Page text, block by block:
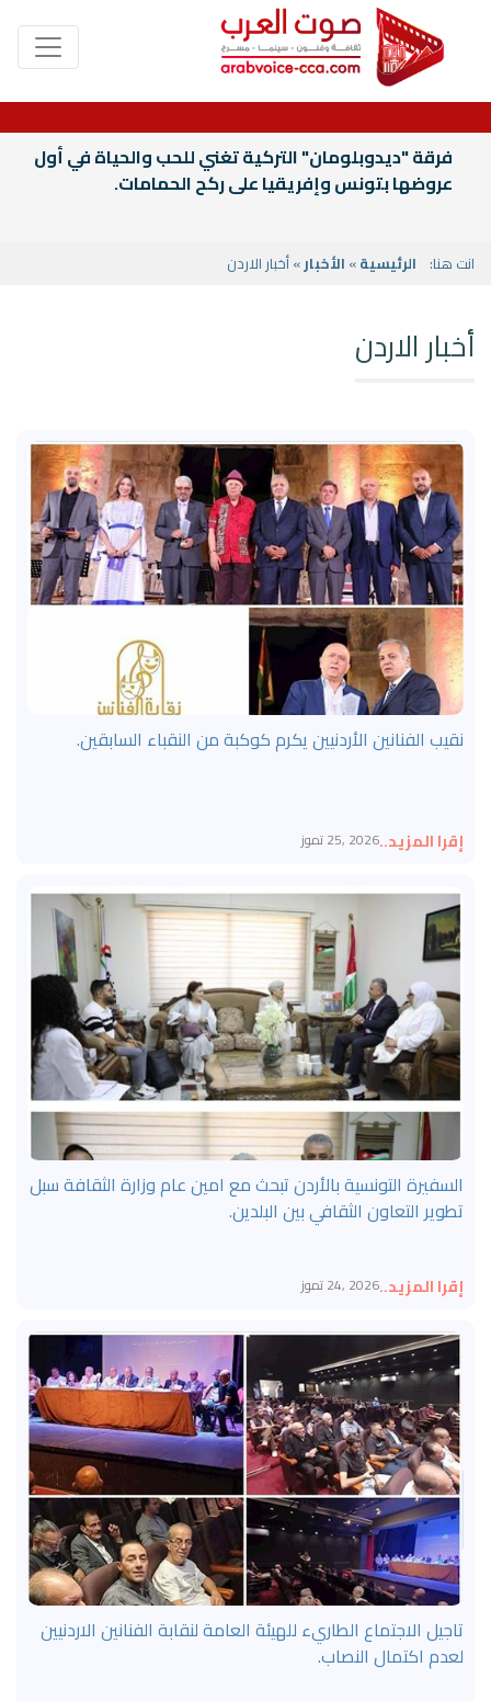
فرقة "ديدوبلومان" التركية تغني للحب والحياة في أول
عروضها بتونس وإفريقيا على ركح الحمامات.
انت هنا: الرئيسية» الأخبار» أخبار الاردن
أخبار الاردن
نقيب الفنانين الأردنيين يكرم كوكبة من النقباء السابقين.
2026 ,25 تموزإقرا المزيد..
السفيرة التونسية بالأردن تبحث مع امين عام وزارة الثقافة سبل
تطوير التعاون الثقافي بين البلدين.
2026 ,24 تموزإقرا المزيد..
تاجيل الاجتماع الطاريء للهيئة العامة لنقابة الفنانين الاردنيين
لعدم اكتمال النصاب.